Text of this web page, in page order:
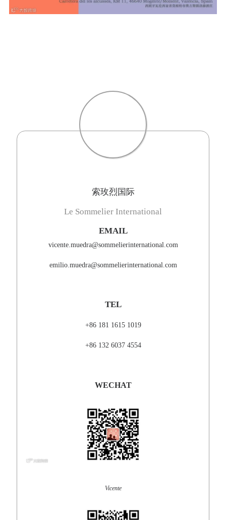
索玫烈国际
Le Sommelier International
EMAIL
vicente.muedra@sommelierinternational.com
emilio.muedra@sommelierinternational.com
TEL
+86 181 1615 1019
+86 132 6037 4554
WECHAT
Vicente